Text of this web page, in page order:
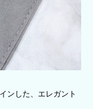
ンした、エレガント